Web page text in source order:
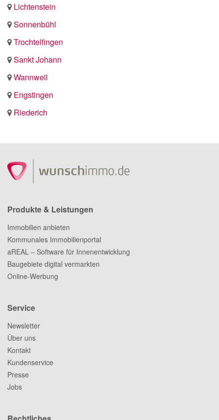
Lichtenstein
Sonnenbühl
Trochtelfingen
Sankt Johann
Wannweil
Engstingen
Riederich
Produkte & Leistungen
Immobilien anbieten
Kommunales Immobilienportal
aREAL – Software für Innenentwicklung
Baugebiete digital vermarkten
Online-Werbung
Service
Newsletter
Über uns
Kontakt
Kundenservice
Presse
Jobs